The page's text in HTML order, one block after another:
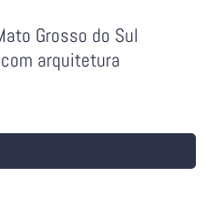
Grosso do Sul
arquitetura